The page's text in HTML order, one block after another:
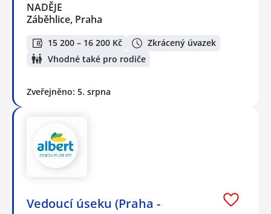
NADĚJE
Záběhlice, Praha
15 200 – 16 200 Kč
Zkrácený úvazek
Vhodné také pro rodiče
Zveřejněno: 5. srpna
Vedoucí úseku (Praha -